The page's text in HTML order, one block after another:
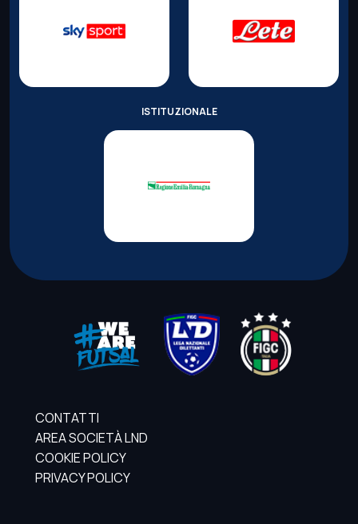
ISTITUZIONALE
CONTATTI
AREA SOCIETÀ LND
COOKIE POLICY
PRIVACY POLICY